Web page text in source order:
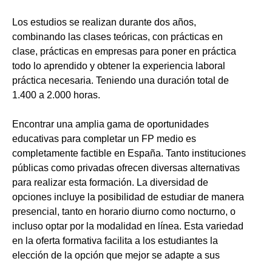
Los estudios se realizan durante dos años,
combinando las clases teóricas, con prácticas en
clase, prácticas en empresas para poner en práctica
todo lo aprendido y obtener la experiencia laboral
práctica necesaria. Teniendo una duración total de
1.400 a 2.000 horas.
Encontrar una amplia gama de oportunidades
educativas para completar un FP medio es
completamente factible en España. Tanto instituciones
públicas como privadas ofrecen diversas alternativas
para realizar esta formación. La diversidad de
opciones incluye la posibilidad de estudiar de manera
presencial, tanto en horario diurno como nocturno, o
incluso optar por la modalidad en línea. Esta variedad
en la oferta formativa facilita a los estudiantes la
elección de la opción que mejor se adapte a sus